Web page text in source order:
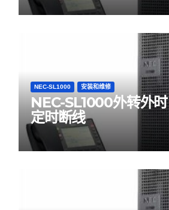
NEC-SL1000 安装和维修
NEC-SL1000外转外
定时断线